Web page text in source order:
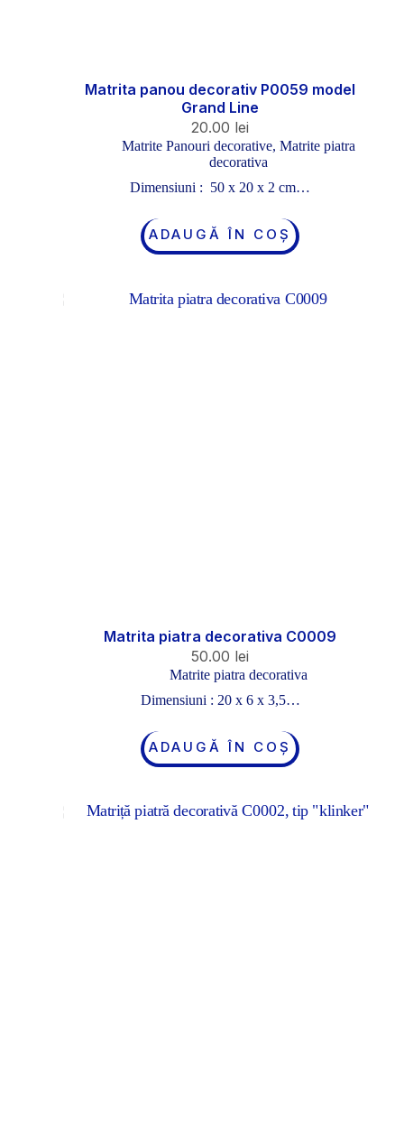
Matrita panou decorativ P0059 model
Grand Line
20.00 lei
Matrite Panouri decorative, Matrite piatra
decorativa
Dimensiuni : 50 x 20 x 2 cm…
ADAUGĂ ÎN COȘ
Matrita piatra decorativa C0009
50.00 lei
Matrite piatra decorativa
Dimensiuni : 20 x 6 x 3,5…
ADAUGĂ ÎN COȘ